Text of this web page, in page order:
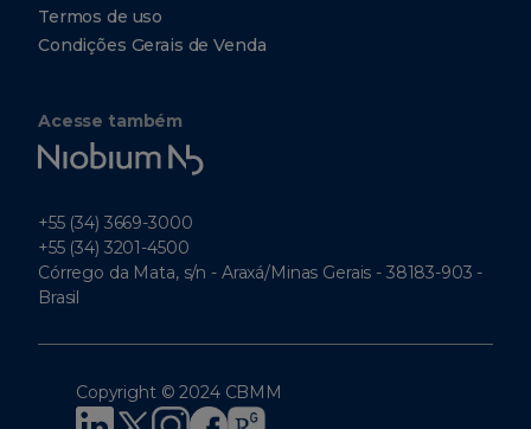
Termos de uso
Condições Gerais de Venda
Acesse também
Niobium
Tech
+55 (34) 3669-3000
+55 (34) 3201-4500
Córrego da Mata, s/n - Araxá/Minas Gerais - 38183-903 -
Brasil
Copyright © 2024 CBMM